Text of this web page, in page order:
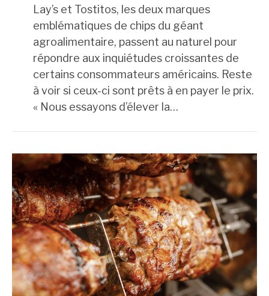
Lay’s et Tostitos, les deux marques
emblématiques de chips du géant
agroalimentaire, passent au naturel pour
répondre aux inquiétudes croissantes de
certains consommateurs américains. Reste
à voir si ceux-ci sont prêts à en payer le prix.
« Nous essayons d’élever la…